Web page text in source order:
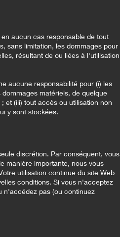
aucun cas responsable de tout
sans limitation, les dommages pour
résultant de ou liées à l'utilisation
aucune responsabilité pour (i) les
matériels, de quelque
et (iii) tout accès ou utilisation non
y sont stockées.
discrétion. Par conséquent, vous
manière importante, nous vous
utilisation continue du site Web
conditions. Si vous n'acceptez
n'accédez pas (ou continuez